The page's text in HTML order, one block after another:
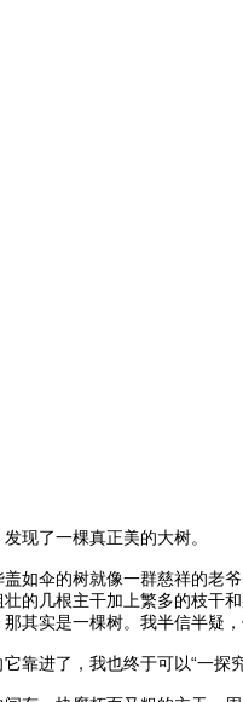
现了一棵真正美的大树。
如伞的树就像一群慈祥的老
的几根主干加上繁多的枝干
其实是一棵树。我半信半疑，
靠进了，我也终于可以“一探究